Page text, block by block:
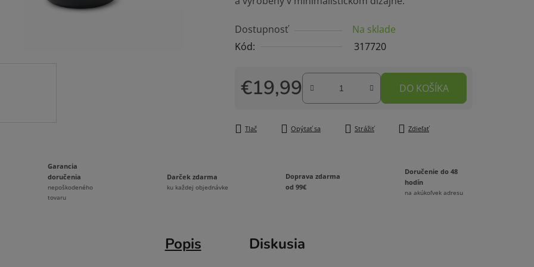
z
hviezdičiek.
Dostupnosť
Na sklade
Kód:
317720
€19,99
Jednotková cena:
DO KOŠÍKA
Tlač Opýtať sa Strážiť Zdieľať
Garancia
doručenia
nepoškodeného
tovaru
Darček zdarma
ku každej objednávke
Doprava zdarma
od 99€
Doručenie do 48
hodín
na akúkoľvek adresu
Popis Diskusia